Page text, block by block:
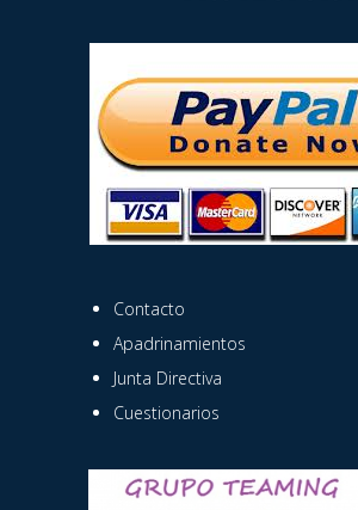
Contacto
Apadrinamientos
Junta Directiva
Cuestionarios